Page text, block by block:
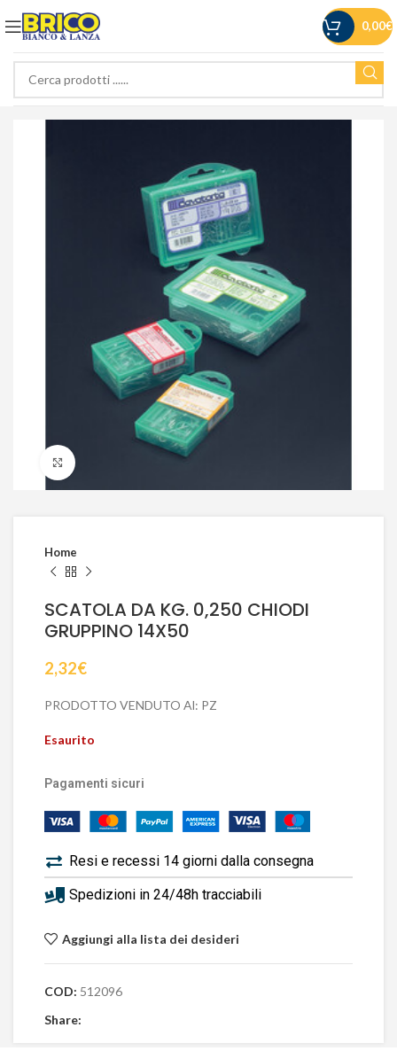
0,00€
Home
SCATOLA DA KG. 0,250 CHIODI
GRUPPINO 14X50
2,32€
PRODOTTO VENDUTO Al: PZ
Esaurito
Pagamenti sicuri
Resi e recessi 14 giorni dalla consegna
Spedizioni in 24/48h tracciabili
Aggiungi alla lista dei desideri
COD: 512096
Share: